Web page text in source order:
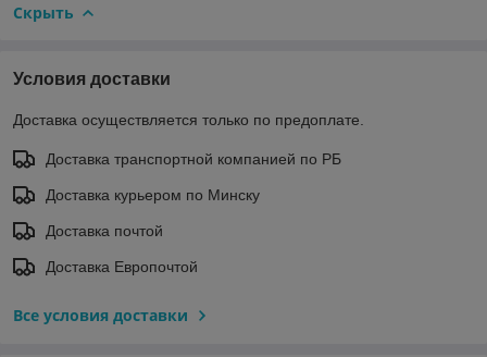
Скрыть
Условия доставки
Доставка осуществляется только по предоплате.
Доставка транспортной компанией по РБ
Доставка курьером по Минску
Доставка почтой
Доставка Европочтой
Все условия доставки